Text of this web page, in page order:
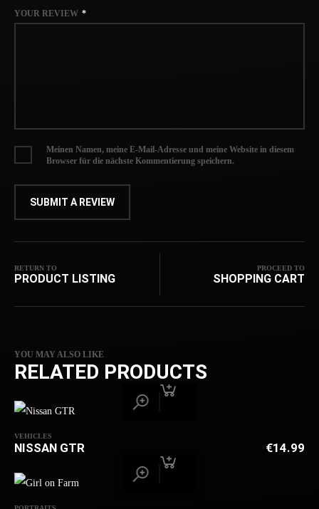
YOUR REVIEW *
Meinen Namen, meine E-Mail-Adresse und meine Website in diesem
Browser für die nächste Kommentierung speichern.
RETURN TO
PRODUCT LISTING
PROCEED TO
SHOPPING CART
YOU MAY ALSO LIKE
RELATED PRODUCTS
VEHICLES
NISSAN GTR €14.99